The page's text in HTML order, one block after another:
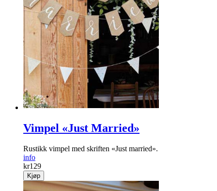
Vimpel «Just Married»
Rustikk vimpel med skriften «Just married».
info
kr129
Kjøp